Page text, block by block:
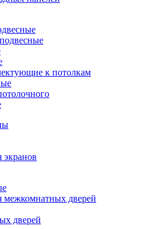
к потолкам
дверей
дверей